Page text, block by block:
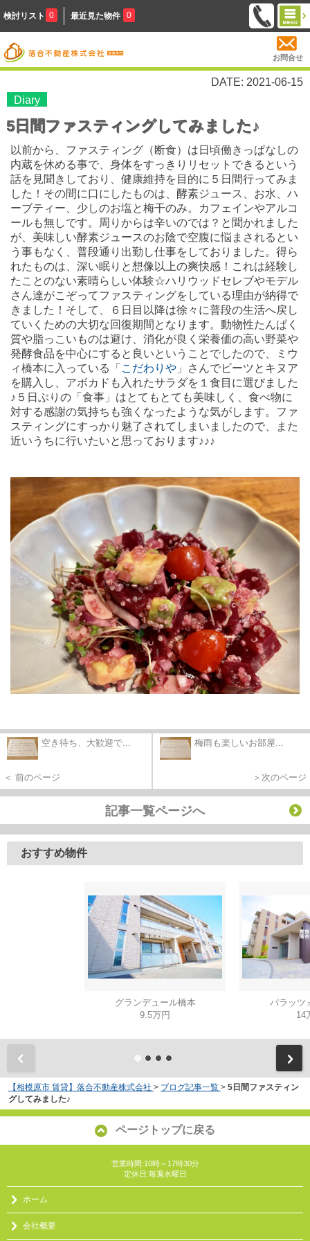
検討リスト 0 最近見た物件 0
お問合せ
DATE: 2021-06-15
Diary
5日間ファスティングしてみました♪
以前から、ファスティング（断食）は日頃働きっぱなしの
内蔵を休める事で、身体をすっきりリセットできるという
話を見聞きしており、健康維持を目的に５日間行ってみま
した！その間に口にしたものは、酵素ジュース、お水、ハ
ーブティー、少しのお塩と梅干のみ。カフェインやアルコ
ールも無しです。周りからは辛いのでは？と聞かれました
が、美味しい酵素ジュースのお陰で空腹に悩まされるとい
う事もなく、普段通り出勤し仕事をしておりました。得ら
れたものは、深い眠りと想像以上の爽快感！これは経験し
たことのない素晴らしい体験☆ハリウッドセレブやモデル
さん達がこぞってファスティングをしている理由が納得で
きました！そして、６日目以降は徐々に普段の生活へ戻し
ていくための大切な回復期間となります。動物性たんぱく
質や脂っこいものは避け、消化が良く栄養価の高い野菜や
発酵食品を中心にすると良いということでしたので、ミウ
ィ橋本に入っている「 こだわりや 」さんでビーツとキヌア
を購入し、アボカドも入れたサラダを１食目に選びました
♪５日ぶりの「食事」はとてもとても美味しく、食べ物に
対する感謝の気持ちも強くなったような気がします。ファ
スティングにすっかり魅了されてしまいましたので、また
近いうちに行いたいと思っております♪♪♪
空き待ち、大歓迎で...
＜ 前のページ
梅雨も楽しいお部屋...
＞次のページ
記事一覧ページへ
おすすめ物件
グランデュール橋本
9.5万円
パラッツ
14
【相模原市 賃貸】落合不動産株式会社 > ブログ記事一覧 > 5日間ファスティン
グしてみました♪
ページトップに戻る
営業時間:10時～17時30分
定休日:毎週水曜日
ホーム
会社概要